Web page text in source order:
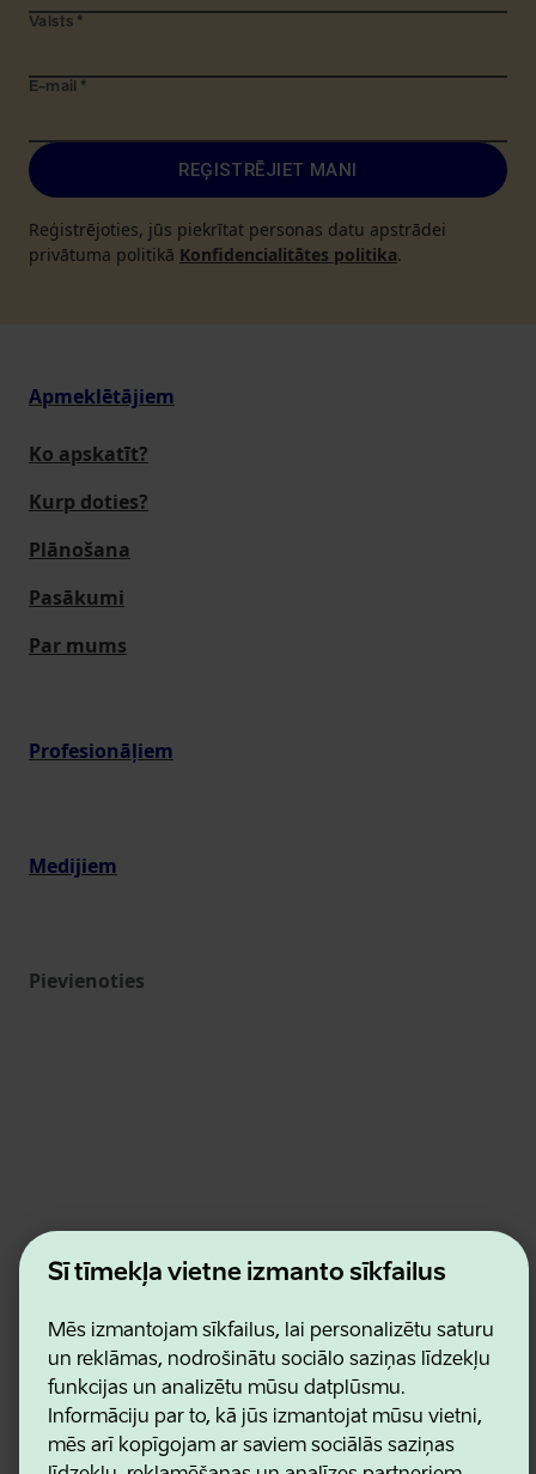
Šī tīmekļa vietne izmanto sīkfailus
Mēs izmantojam sīkfailus, lai personalizētu saturu
un reklāmas, nodrošinātu sociālo saziņas līdzekļu
funkcijas un analizētu mūsu datplūsmu.
Informāciju par to, kā jūs izmantojat mūsu vietni,
mēs arī kopīgojam ar saviem sociālās saziņas
Valsts *
E-mail *
REĢISTRĒJIET MANI
Reģistrējoties, jūs piekrītat personas datu apstrādei
privātuma politikā Konfidencialitātes politika.
Apmeklētājiem
Ko apskatīt?
Kurp doties?
Plānošana
Pasākumi
Par mums
Profesionāļiem
Medijiem
Pievienoties
Estonian Business and Innovation Agency
Kontakti
Lietošanas noteikumi
Sīkdatņu un konfidencialitātes politika